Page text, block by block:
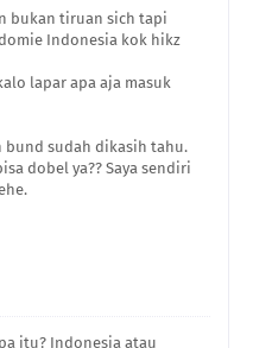
bukan tiruan sich tapi
Indonesia kok hikz
lapar apa aja masuk
bund sudah dikasih tahu.
dobel ya?? Saya sendiri
itu? Indonesia atau